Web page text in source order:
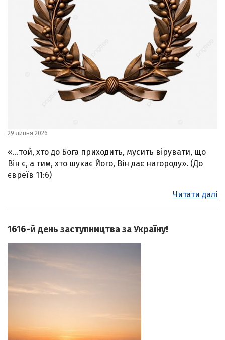
29 липня 2026
«…той, хто до Бога приходить, мусить вірувати, що
Він є, а тим, хто шукає Його, Він дає нагороду». (До
євреїв 11:6)
Читати далі
1616-й день заступництва за Україну!